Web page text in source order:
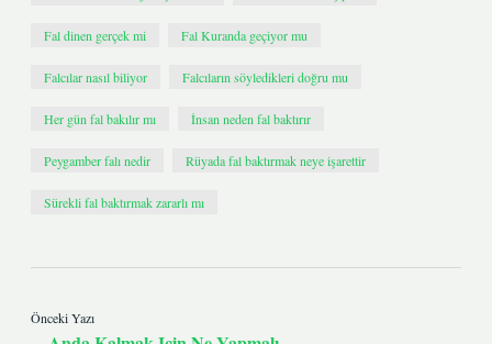
Fal dinen gerçek mi Fal Kuranda geçiyor mu
Falcılar nasıl biliyor Falcıların söyledikleri doğru mu
Her gün fal bakılır mı İnsan neden fal baktırır
Peygamber falı nedir Rüyada fal baktırmak neye işarettir
Sürekli fal baktırmak zararlı mı
Önceki Yazı